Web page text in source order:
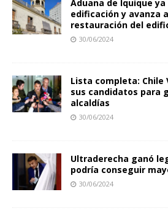
Aduana de Iquique
edificación y avanza
restauración del
30/06/2024
Lista completa: Chile
sus candidatos para
alcaldías
30/06/2024
Ultraderecha ganó
podría conseguir
30/06/2024